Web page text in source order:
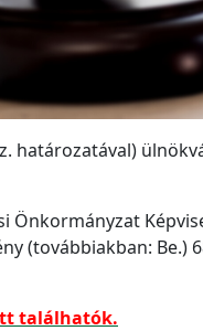
határozatával)
Önkormányzat
(továbbiakban:
találhatók.